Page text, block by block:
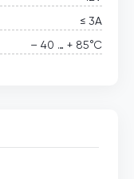
≤ 3А
– 40 … + 85°С